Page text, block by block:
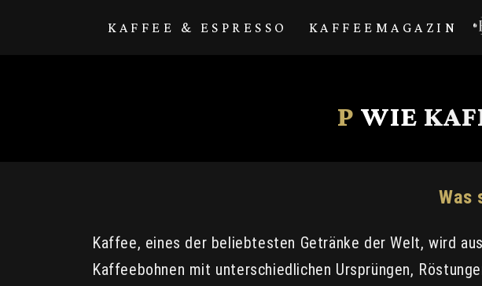
KAFFEE & ESPRESSO KAFFEEMAGAZIN
P WIE
Was
Kaffee, eines der beliebtesten Getränke der Welt, wird
Kaffeebohnen mit unterschiedlichen Ursprüngen,